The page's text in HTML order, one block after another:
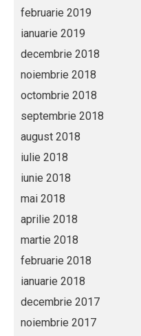
februarie 2019
ianuarie 2019
decembrie 2018
noiembrie 2018
octombrie 2018
septembrie 2018
august 2018
iulie 2018
iunie 2018
mai 2018
aprilie 2018
martie 2018
februarie 2018
ianuarie 2018
decembrie 2017
noiembrie 2017